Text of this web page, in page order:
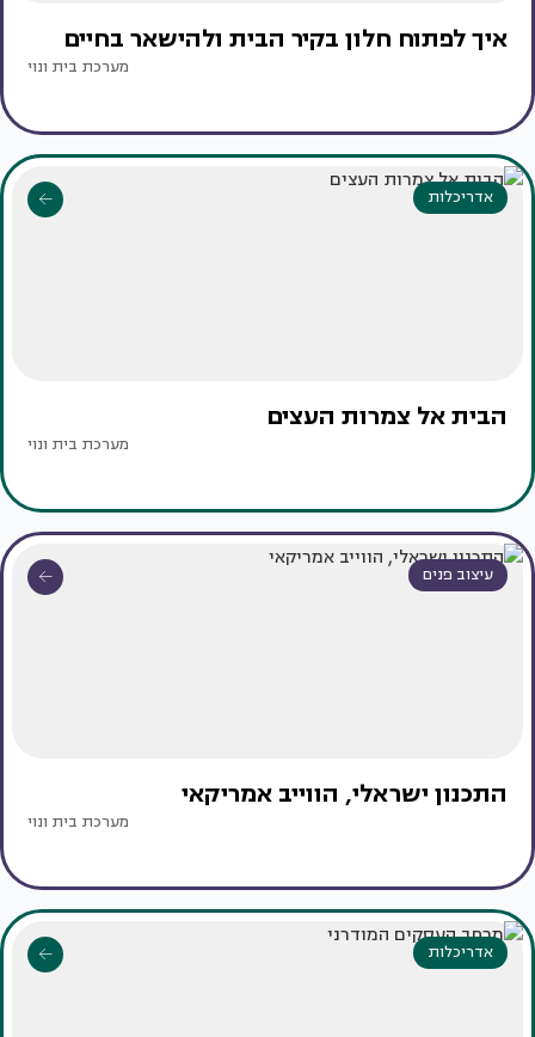
איך לפתוח חלון בקיר הבית ולהישאר בחיים
מערכת בית ונוי
אדריכלות
הבית אל צמרות העצים
מערכת בית ונוי
עיצוב פנים
התכנון ישראלי, הווייב אמריקאי
מערכת בית ונוי
אדריכלות